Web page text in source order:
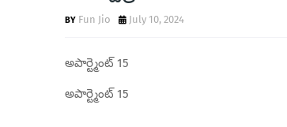
Fun Jio July 10, 2024
అపార్ట్మెంట్ 15
అపార్ట్మెంట్ 15